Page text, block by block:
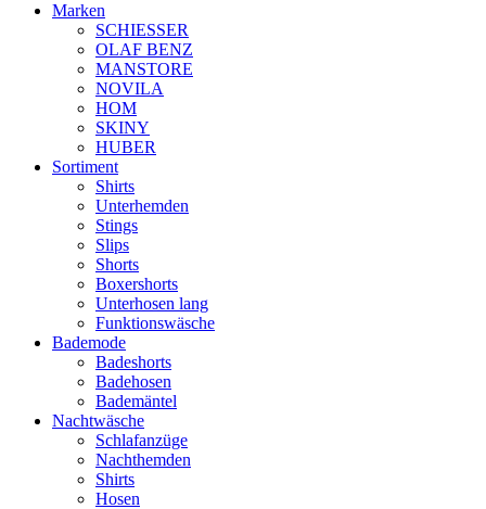
Marken
SCHIESSER
OLAF BENZ
MANSTORE
NOVILA
HOM
SKINY
HUBER
Sortiment
Shirts
Unterhemden
Stings
Slips
Shorts
Boxershorts
Unterhosen lang
Funktionswäsche
Bademode
Badeshorts
Badehosen
Bademäntel
Nachtwäsche
Schlafanzüge
Nachthemden
Shirts
Hosen